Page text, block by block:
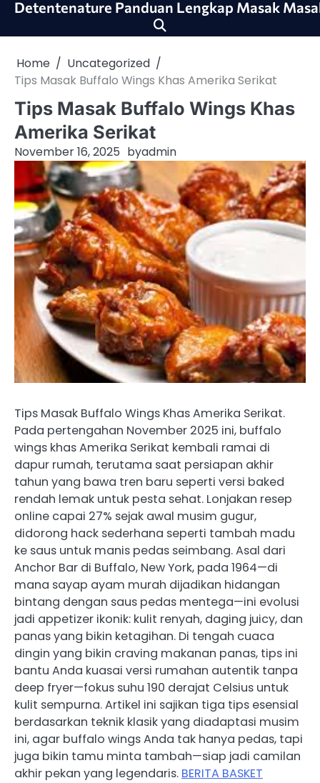
Skip
content
Detentenature Panduan Lengkap Masak
Home
Uncategorized
Tips Masak Buffalo Wings Khas Amerika Serikat
Tips Masak Buffalo Wings Khas
Amerika Serikat
November 16, 2025 byadmin
Tips Masak Buffalo Wings Khas Amerika Serikat.
Pada pertengahan November 2025 ini, buffalo
wings khas Amerika Serikat kembali ramai di
dapur rumah, terutama saat persiapan akhir
tahun yang bawa tren baru seperti versi baked
rendah lemak untuk pesta sehat. Lonjakan resep
online capai 27% sejak awal musim gugur,
didorong hack sederhana seperti tambah madu
ke saus untuk manis pedas seimbang. Asal dari
Anchor Bar di Buffalo, New York, pada 1964—di
mana sayap ayam murah dijadikan hidangan
bintang dengan saus pedas mentega—ini evolusi
jadi appetizer ikonik: kulit renyah, daging juicy, dan
panas yang bikin ketagihan. Di tengah cuaca
dingin yang bikin craving makanan panas, tips ini
bantu Anda kuasai versi rumahan autentik tanpa
deep fryer—fokus suhu 190 derajat Celsius untuk
kulit sempurna. Artikel ini sajikan tiga tips esensial
berdasarkan teknik klasik yang diadaptasi musim
ini, agar buffalo wings Anda tak hanya pedas, tapi
juga bikin tamu minta tambah—siap jadi camilan
akhir pekan yang legendaris. BERITA BASKET